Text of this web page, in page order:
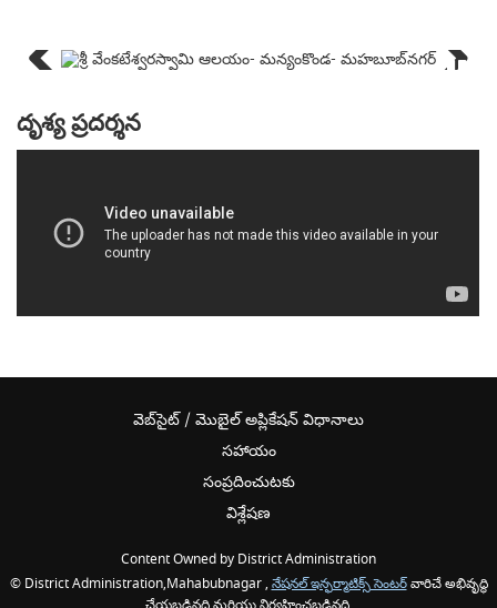
దృశ్య ప్రదర్శన
వెబ్‌సైట్ / మొబైల్ అప్లికేషన్ విధానాలు
సహాయం
సంప్రదించుటకు
విశ్లేషణ
Content Owned by District Administration
© District Administration,Mahabubnagar , నేషనల్ ఇన్ఫర్మాటిక్స్ సెంటర్వారిచే అభివృద్ధి